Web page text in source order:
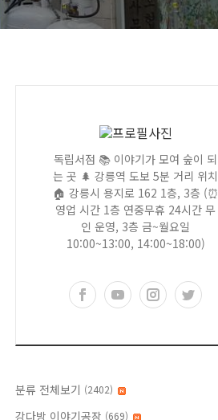
독립서점 📚 이야기가 모여 숲이 되
는 곳 🌲 강릉역 도보 5분 거리 위치
🏠 강릉시 용지로 162 1층, 3층 (⏰
영업 시간 1층 연중무휴 24시간 무
인 운영, 3층 금~월요일
10:00~13:00, 14:00~18:00)
분류 전체보기 (2402)
강다방 이야기공장 (669)